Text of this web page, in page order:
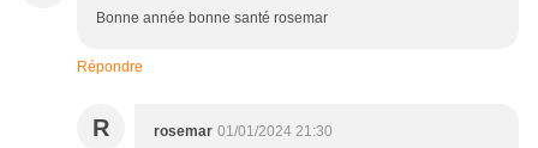
Bonne année bonne santé rosemar
Répondre
R rosemar 01/01/2024 21:30